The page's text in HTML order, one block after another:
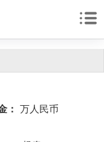
： 万人民币